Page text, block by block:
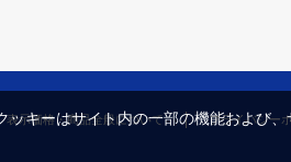
表示価格・商品全般について プライバシー
キーはサイト内の一部の機能および